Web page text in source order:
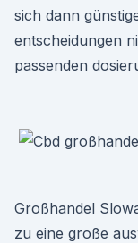
sich dann
entscheidungen
passenden
Großhandel
zu eine große